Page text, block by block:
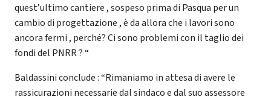
quest’ultimo cantiere , sospeso prima di Pasqua per un
cambio di progettazione , è da allora che i lavori sono
ancora fermi , perché? Ci sono problemi con il taglio dei
fondi del PNRR ? “
Baldassini conclude : “Rimaniamo in attesa di avere le
rassicurazioni necessarie dal sindaco e dal suo assessore